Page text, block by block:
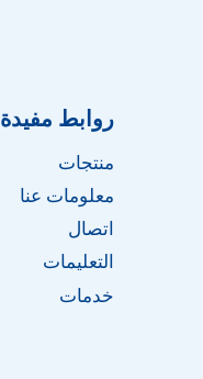
روابط مفيدة
منتجات
معلومات عنا
اتصال
التعليمات
خدمات